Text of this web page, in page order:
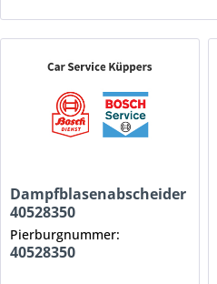
Dampfblasenabscheider
40528350
Pierburgnummer:
40528350